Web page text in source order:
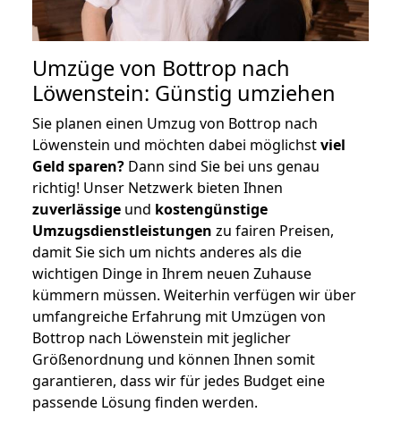
Umzüge von Bottrop nach
Löwenstein: Günstig umziehen
Sie planen einen Umzug von Bottrop nach
Löwenstein und möchten dabei möglichstviel
Geld sparen? Dann sind Sie bei uns genau
richtig! Unser Netzwerk bieten Ihnen
zuverlässige und kostengünstige
Umzugsdienstleistungen zu fairen Preisen,
damit Sie sich um nichts anderes als die
wichtigen Dinge in Ihrem neuen Zuhause
kümmern müssen. Weiterhin verfügen wir über
umfangreiche Erfahrung mit Umzügen von
Bottrop nach Löwenstein mit jeglicher
Größenordnung und können Ihnen somit
garantieren, dass wir für jedes Budget eine
passende Lösung finden werden.